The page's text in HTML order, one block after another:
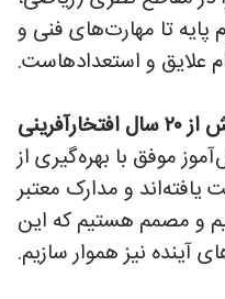
پایه تا مهارت‌های فنی و
علایق و استعدادهاست.
افتخارآفرینی
موفق با بهره‌گیری از
و مدارک معتبر
و مصمم هستیم که این
آینده نیز هموار سازیم.